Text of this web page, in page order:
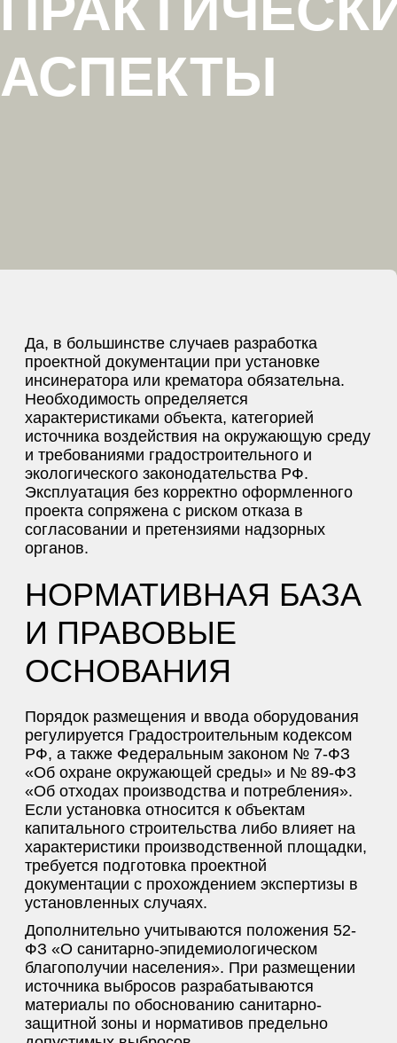
АСПЕКТЫ
Да, в большинстве случаев разработка
проектной документации при установке
инсинератора или крематора обязательна.
Необходимость определяется
характеристиками объекта, категорией
источника воздействия на окружающую среду
и требованиями градостроительного и
экологического законодательства РФ.
Эксплуатация без корректно оформленного
проекта сопряжена с риском отказа в
согласовании и претензиями надзорных
органов.
НОРМАТИВНАЯ БАЗА
И ПРАВОВЫЕ
ОСНОВАНИЯ
Порядок размещения и ввода оборудования
регулируется Градостроительным кодексом
РФ, а также Федеральным законом № 7-ФЗ
«Об охране окружающей среды» и № 89-ФЗ
«Об отходах производства и потребления».
Если установка относится к объектам
капитального строительства либо влияет на
характеристики производственной площадки,
требуется подготовка проектной
документации с прохождением экспертизы в
установленных случаях.
Дополнительно учитываются положения 52-
ФЗ «О санитарно-эпидемиологическом
благополучии населения». При размещении
источника выбросов разрабатываются
материалы по обоснованию санитарно-
защитной зоны и нормативов предельно